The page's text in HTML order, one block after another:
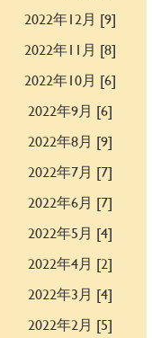
2022年12月 [9]
2022年11月 [8]
2022年10月 [6]
2022年9月 [6]
2022年8月 [9]
2022年7月 [7]
2022年6月 [7]
2022年5月 [4]
2022年4月 [2]
2022年3月 [4]
2022年2月 [5]